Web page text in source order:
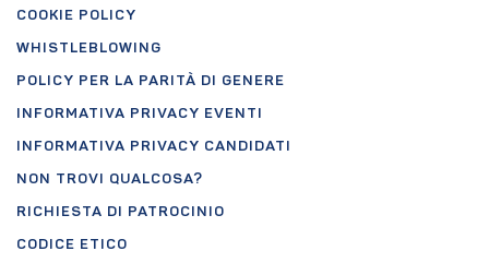
COOKIE POLICY
WHISTLEBLOWING
POLICY PER LA PARITÀ DI GENERE
INFORMATIVA PRIVACY EVENTI
INFORMATIVA PRIVACY CANDIDATI
NON TROVI QUALCOSA?
RICHIESTA DI PATROCINIO
CODICE ETICO